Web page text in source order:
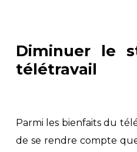
Diminuer le
télétravail
Parmi les bienfaits du
de se rendre compte